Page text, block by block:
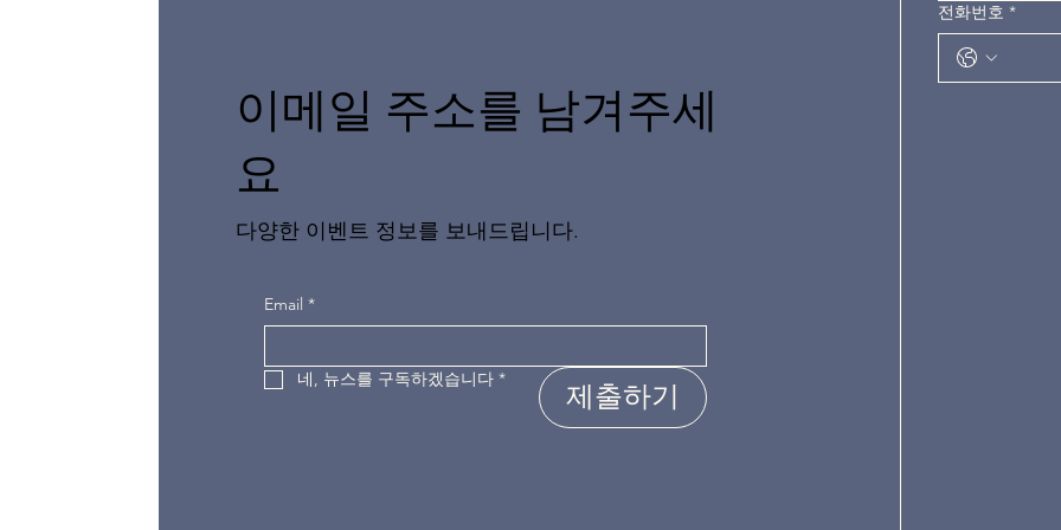
이메일 주소를 남겨주세
요
다양한 이벤트 정보를 보내드립니다.
Email *
네, 뉴스를 구독하겠습니다 *
제출하기
전화번호 *